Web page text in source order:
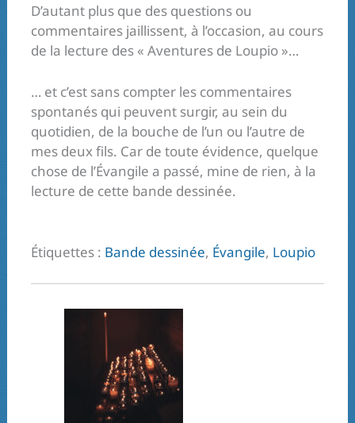
D’autant plus que des questions ou
commentaires jaillissent, à l’occasion, au cours
de la lecture des « Aventures de Loupio »…
… et c’est sans compter les commentaires
spontanés qui peuvent surgir, au sein du
quotidien, de la bouche de l’un ou l’autre de
mes deux fils. Car de toute évidence, quelque
chose de l’Évangile a passé, mine de rien, à la
lecture de cette bande dessinée.
Étiquettes : Bande dessinée, Évangile, Loupio